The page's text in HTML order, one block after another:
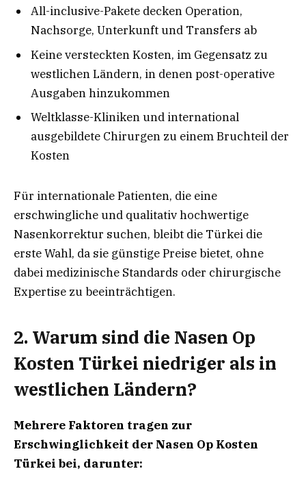
All-inclusive-Pakete decken Operation,
Nachsorge, Unterkunft und Transfers ab
Keine versteckten Kosten, im Gegensatz zu
westlichen Ländern, in denen post-operative
Ausgaben hinzukommen
Weltklasse-Kliniken und international
ausgebildete Chirurgen zu einem Bruchteil der
Kosten
Für internationale Patienten, die eine
erschwingliche und qualitativ hochwertige
Nasenkorrektur suchen, bleibt die Türkei die
erste Wahl, da sie günstige Preise bietet, ohne
dabei medizinische Standards oder chirurgische
Expertise zu beeinträchtigen.
2. Warum sind die Nasen Op
Kosten Türkei niedriger als in
westlichen Ländern?
Mehrere Faktoren tragen zur
Erschwinglichkeit der Nasen Op Kosten
Türkei bei, darunter: